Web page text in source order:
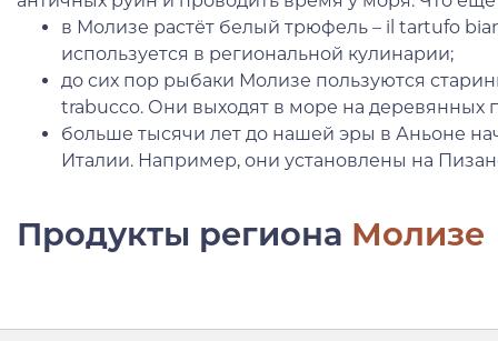
в Молизе растёт белый трюфель – il tartufo
используется в региональной кулинарии;
до сих пор рыбаки Молизе пользуются
trabucco. Они выходят в море на деревянных
больше тысячи лет до нашей эры в Аньоне
Италии. Например, они установлены на
Продукты региона Молизе